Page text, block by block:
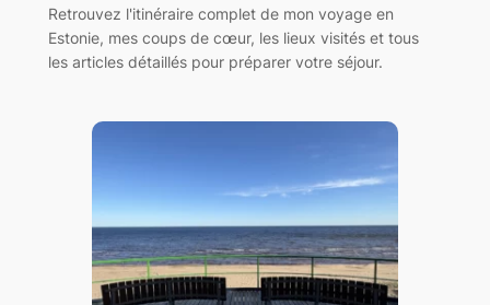
Retrouvez l'itinéraire complet de mon voyage en
Estonie, mes coups de cœur, les lieux visités et tous
les articles détaillés pour préparer votre séjour.